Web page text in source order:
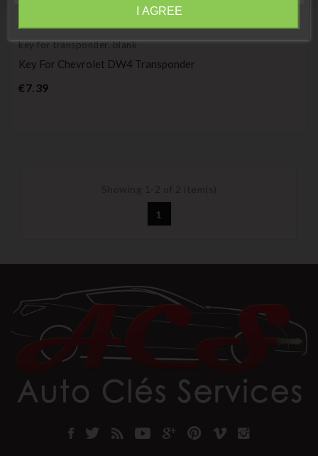
5) on1rating(s)
key for transponder, blank
Key For Chevrolet DW4 Transponder
€7.39Price
1
I AGREE
Information